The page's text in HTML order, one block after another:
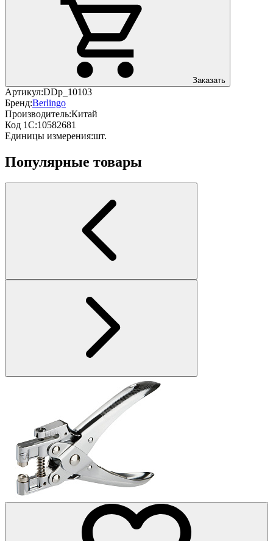
Заказать
Артикул:DDp_10103
Бренд:Berlingo
Производитель:Китай
Код 1С:10582681
Единицы измерения:шт.
Популярные товары